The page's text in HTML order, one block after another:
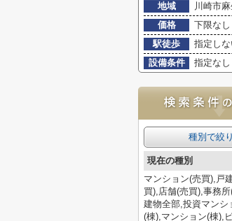
地域
川崎市
価格
下限な
駅徒歩
指定し
設備条件
指定なし
種別で絞
現在の種別
マンション(売買),戸
買),店舗(売買),事務
建物全部,投資マンシ
(棟),マンション(棟),